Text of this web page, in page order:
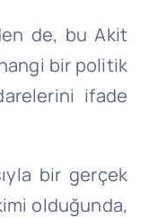
de, bu Akit
bir politik
ifade
bir gerçek
olduğunda,